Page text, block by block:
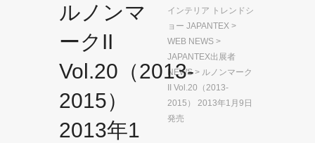
ルノンマ
ークII
Vol.20（2013-
2015）
2013年1
インテリア トレンドシ
ョー JAPANTEX >
WEB NEWS >
JAPANTEX出展者
NEWS> ルノンマーク
II Vol.20（2013-
2015） 2013年1月9日
発売